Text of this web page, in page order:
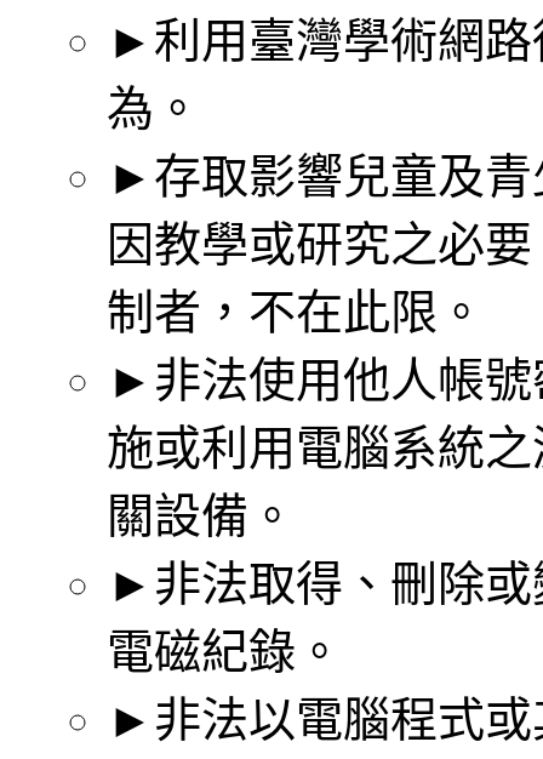
►利用臺灣學術網
為。
►存取影響兒童及
因教學或研究之必
制者，不在此限。
►非法使用他人帳
施或利用電腦系統
關設備。
►非法取得、刪除
電磁紀錄。
►非法以電腦程式